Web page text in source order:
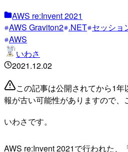
AWS re:Invent 2021
AWS Graviton2 .NET セッショ
AWS
いわさ
2021.12.02
この記事は公開されてから1
報が古い可能性がありますので、
いわさです。
AWS re:Invent 2021で行われた、